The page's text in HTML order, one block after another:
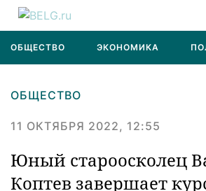
ОБЩЕСТВО ЭКОНОМИКА
ОБЩЕСТВО
11 ОКТЯБРЯ 2022, 12:55
Юный староосколец
Коптев завершает